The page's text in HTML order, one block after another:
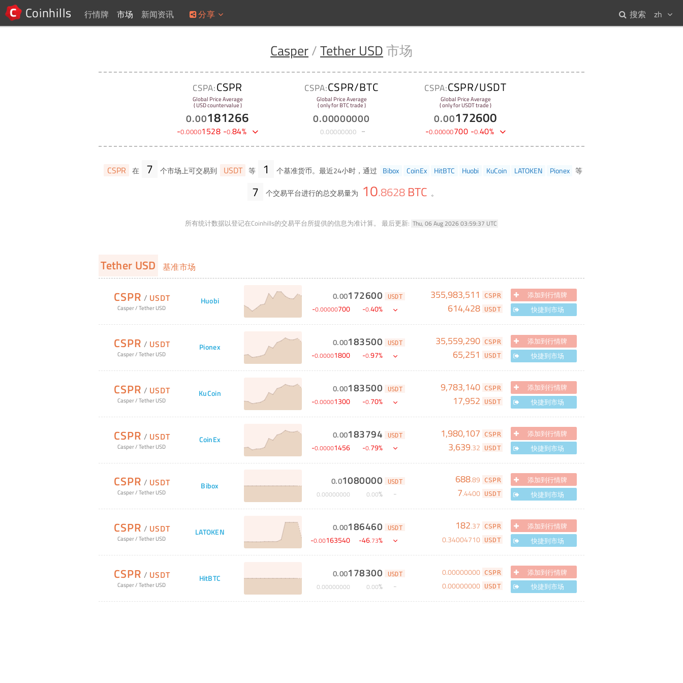
Coinhills 行情牌 市场 新闻资讯 分享 zh
搜索
Casper/Tether USD市场
CSPA:CSPR
Global Price Average
( USD countervalue )
0.00181266
-0.00001528 -0.84%
CSPA:CSPR/BTC
Global Price Average
( only for BTC trade )
0.00000000
0.00000000
CSPA:CSPR/USDT
Global Price Average
( only for USDT trade )
0.00172600
-0.00000700 -0.40%
CSPR 在 7 个市场上可交易到 USDT 等 1 个基准货币。最近24小时，通过 Bibox CoinEx HitBTC Huobi KuCoin LATOKEN Pionex 等
7 个交易平台进行的总交易量为 10.8628 BTC 。
所有统计数据以登记在Coinhills的交易平台所提供的信息为准计算。 最后更新: Thu, 06 Aug 2026 03:59:37 UTC
Tether USD 基准市场
CSPR / USDT
Casper/Tether USD
Huobi 0.00172600 USDT
-0.00000700 -0.40%
355,983,511 CSPR
614,428 USDT
添加到行情牌
快捷到市场
CSPR / USDT
Casper/Tether USD
Pionex 0.00183500 USDT
-0.00001800 -0.97%
35,559,290 CSPR
65,251 USDT
添加到行情牌
快捷到市场
CSPR / USDT
Casper/Tether USD
KuCoin 0.00183500 USDT
-0.00001300 -0.70%
9,783,140 CSPR
17,952 USDT
添加到行情牌
快捷到市场
CSPR / USDT
Casper/Tether USD
CoinEx 0.00183794 USDT
-0.00001456 -0.79%
1,980,107 CSPR
3,639.32 USDT
添加到行情牌
快捷到市场
CSPR / USDT
Casper/Tether USD
Bibox 0.01080000 USDT
0.00000000 0.00%
688.89 CSPR
7.4400 USDT
添加到行情牌
快捷到市场
CSPR / USDT
Casper/Tether USD
LATOKEN 0.00186460 USDT
-0.00163540 -46.73%
182.37 CSPR
0.34004710 USDT
添加到行情牌
快捷到市场
CSPR / USDT
Casper/Tether USD
HitBTC 0.00178300 USDT
0.00000000 0.00%
0.00000000 CSPR
0.00000000 USDT
添加到行情牌
快捷到市场